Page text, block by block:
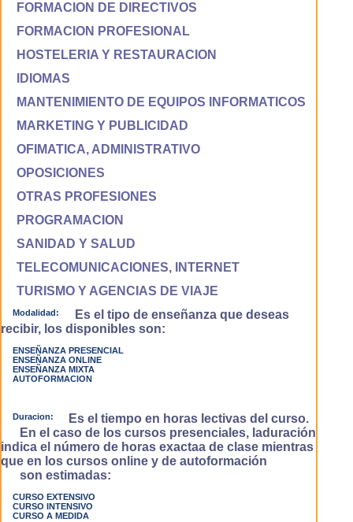
FORMACION DE DIRECTIVOS
FORMACION PROFESIONAL
HOSTELERIA Y RESTAURACION
IDIOMAS
MANTENIMIENTO DE EQUIPOS INFORMATICOS
MARKETING Y PUBLICIDAD
OFIMATICA, ADMINISTRATIVO
OPOSICIONES
OTRAS PROFESIONES
PROGRAMACION
SANIDAD Y SALUD
TELECOMUNICACIONES, INTERNET
TURISMO Y AGENCIAS DE VIAJE
Modalidad:
Es el tipo de enseñanza que deseas
recibir, los disponibles son:
ENSEÑANZA PRESENCIAL
ENSEÑANZA ONLINE
ENSEÑANZA MIXTA
AUTOFORMACION
Duracion:
Es el tiempo en horas lectivas del curso.
En el caso de los cursos presenciales, laduración
indica el número de horas exactaa de clase mientras
que en los cursos online y de autoformación
son estimadas:
CURSO EXTENSIVO
CURSO INTENSIVO
CURSO A MEDIDA